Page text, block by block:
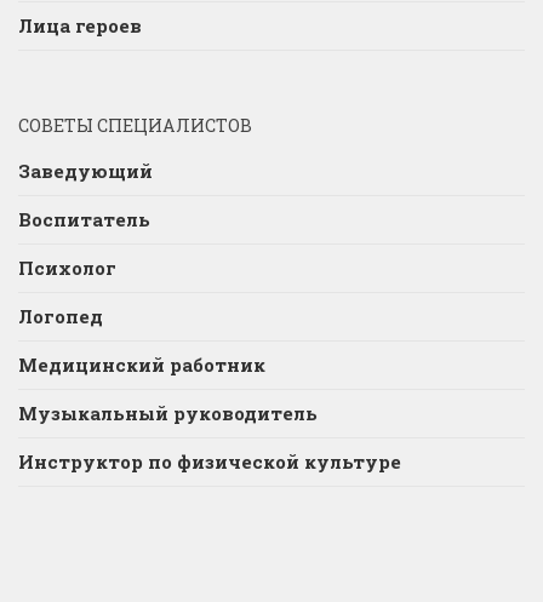
Лица героев
СОВЕТЫ СПЕЦИАЛИСТОВ
Заведующий
Воспитатель
Психолог
Логопед
Медицинский работник
Музыкальный руководитель
Инструктор по физической культуре